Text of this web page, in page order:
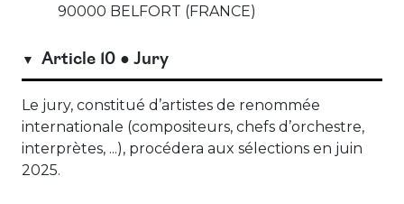
90000 BELFORT (FRANCE)
Article 10 ● Jury
Le jury, constitué d’artistes de renommée
internationale (compositeurs, chefs d’orchestre,
interprètes, ...), procédera aux sélections en juin
2025.